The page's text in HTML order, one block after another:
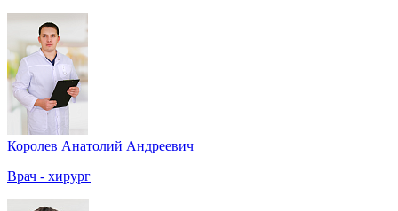
Королев Анатолий Андреевич
Врач - хирург